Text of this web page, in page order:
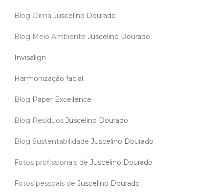
Blog Clima Juscelino Dourado
Blog Meio Ambiente Juscelino Dourado
Invisalign
Harmonização facial
Blog Paper Excellence
Blog Resíduos Juscelino Dourado
Blog Sustentabilidade Juscelino Dourado
Fotos profissionais de Juscelino Dourado
Fotos pessoais de Juscelino Dourado